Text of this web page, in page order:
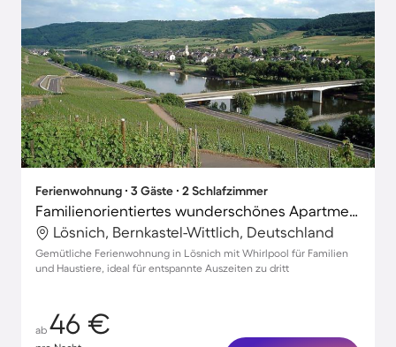
Ferienwohnung ∙ 3 Gäste ∙ 2 Schlafzimmer
Familienorientiertes wunderschönes Apartment mit Whirlpool | Haustiere erlaubt
Lösnich, Bernkastel-Wittlich, Deutschland
Gemütliche Ferienwohnung in Lösnich mit Whirlpool für Familien
und Haustiere, ideal für entspannte Auszeiten zu dritt
ab 46 €